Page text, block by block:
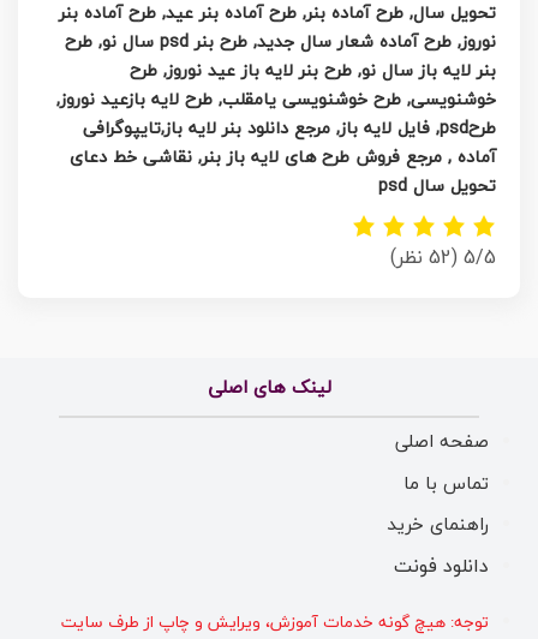
تحویل سال, طرح آماده بنر, طرح آماده بنر عید, طرح آماده بنر
نوروز, طرح آماده شعار سال جدید, طرح بنر psd سال نو, طرح
بنر لایه باز سال نو, طرح بنر لایه باز عید نوروز, طرح
خوشنویسی, طرح خوشنویسی یامقلب, طرح لایه بازعید نوروز,
طرحpsd, فایل لایه باز, مرجع دانلود بنر لایه باز,تایپوگرافی
آماده , مرجع فروش طرح های لایه باز بنر, نقاشی خط دعای
تحویل سال psd
5/5 (52 نظر)
لینک های اصلی
صفحه اصلی
تماس با ما
راهنمای خرید
دانلود فونت
توجه: هیچ گونه خدمات آموزش، ویرایش و چاپ از طرف سایت